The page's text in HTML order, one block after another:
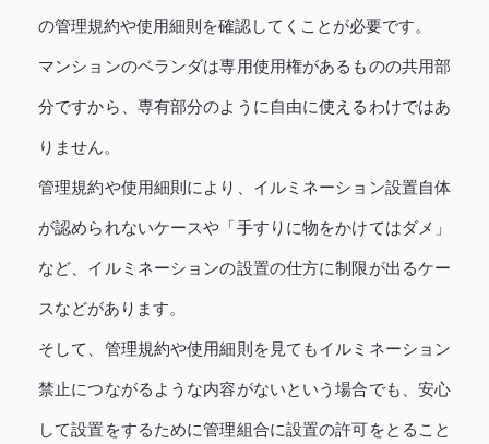
の管理規約や使用細則を確認してくことが必要です。
マンションのベランダは専用使用権があるものの共用部
分ですから、専有部分のように自由に使えるわけではあ
りません。
管理規約や使用細則により、イルミネーション設置自体
が認められないケースや「手すりに物をかけてはダメ」
など、イルミネーションの設置の仕方に制限が出るケー
スなどがあります。
そして、管理規約や使用細則を見てもイルミネーション
禁止につながるような内容がないという場合でも、安心
して設置をするために管理組合に設置の許可をとること